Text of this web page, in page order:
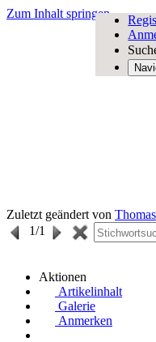
Zum Inhalt springen
Zuletzt geändert von
1/1
Aktionen
Artikelinhalt
Galerie
Anmerken